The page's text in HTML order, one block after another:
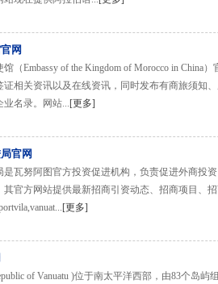
网
（Embassy of the Kingdom of Morocco in China
相关资讯以及在线资讯，同时发布有商旅须知、
业名录。网站...[更多]
官网
是瓦努阿图官方投资促进机构，负责促进外商投
官方网站提供最新招商引资动态、招商项目、招
[更多]
of Vanuatu )位于南太平洋西部，由83个岛屿